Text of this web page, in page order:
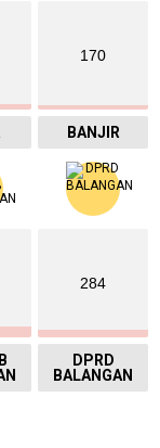
170
BANJIR
284
DPRD
BALANGAN